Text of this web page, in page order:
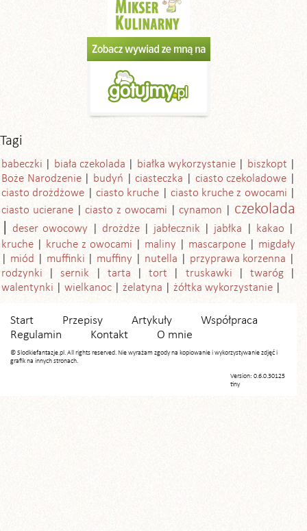
Tagi
babeczki biała czekolada białka wykorzystanie
biszkopt
Boże Narodzenie
budyń ciasteczka
ciasto czekoladowe
ciasto drożdżowe
ciasto kruche
ciasto kruche z owocami
ciasto ucierane
ciasto z owocami cynamon czekolada
deser owocowy drożdże jabłecznik jabłka
kakao
kruche
kruche z owocami maliny mascarpone
migdały
miód
muffinki muffiny nutella
przyprawa korzenna
rodzynki
sernik tarta tort truskawki
twaróg
walentynki
wielkanoc żelatyna żółtka wykorzystanie
Start Przepisy Artykuły
Współpraca
Regulamin
Kontakt O mnie
© Slodkiefantazje.pl. All rights reserved. Nie wyrażam zgody na kopiowanie i wykorzystywanie zdjęć i
grafik na innych stronach.
Version: 0.6.0.30125
tiny